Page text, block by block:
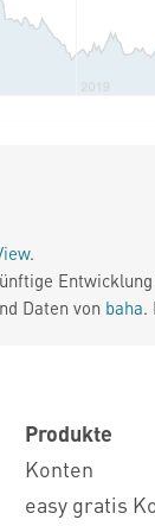
.
Entwicklung
Daten von baha.
Produkte
Konten
easy gratis